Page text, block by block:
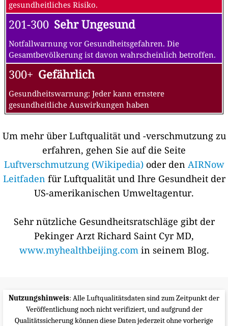
gesundheitliches Risiko.
201-300 Sehr Ungesund
Notfallwarnung vor Gesundheitsgefahren. Die
Gesamtbevölkerung ist davon wahrscheinlich betroffen.
300+ Gefährlich
Gesundheitswarnung: Jeder kann ernstere
gesundheitliche Auswirkungen haben
Um mehr über Luftqualität und -verschmutzung zu
erfahren, gehen Sie auf die Seite
Luftverschmutzung (Wikipedia)oder den AIRNow
Leitfaden für Luftqualität und Ihre Gesundheit der
US-amerikanischen Umweltagentur.
Sehr nützliche Gesundheitsratschläge gibt der
Pekinger Arzt Richard Saint Cyr MD,
www.myhealthbeijing.comin seinem Blog.
Nutzungshinweis: Alle Luftqualitätsdaten sind zum Zeitpunkt der
Veröffentlichung noch nicht verifiziert, und aufgrund der
Qualitätssicherung können diese Daten jederzeit ohne vorherige